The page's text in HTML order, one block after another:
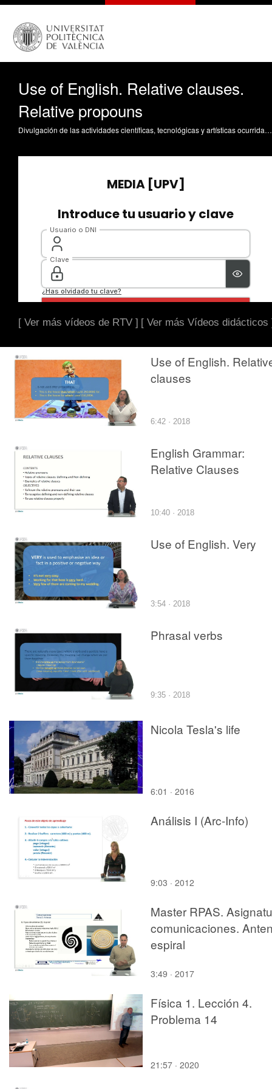
Use of English. Relative clauses.
Relative propouns
Divulgación de las actividades científicas, tecnológicas y artísticas ocurridas en los tres campus de la UPV
[ Ver más vídeos de RTV ] [ Ver más Vídeos didácticos
Use of English.
clauses
6:42 · 2018
English Grammar:
Relative Clauses
10:40 · 2018
Use of English. Very
3:54 · 2018
Phrasal verbs
9:35 · 2018
Nicola Tesla's life
6:01 · 2016
Análisis I (Arc-Info)
9:03 · 2012
Master RPAS.
comunicaciones.
espiral
3:49 · 2017
Física 1. Lección 4.
Problema 14
21:57 · 2020